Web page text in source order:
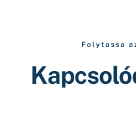
Folytassa